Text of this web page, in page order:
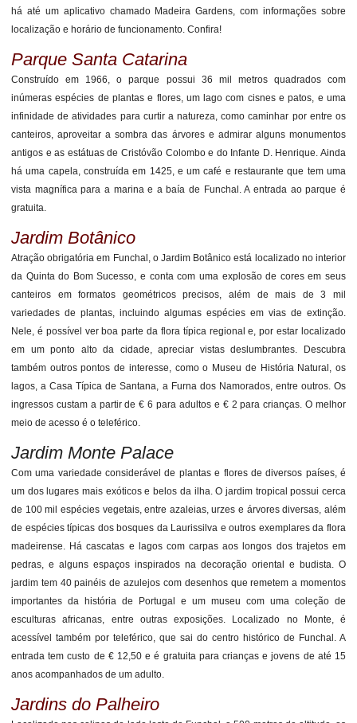
há até um aplicativo chamado Madeira Gardens, com informações sobre
localização e horário de funcionamento. Confira!
Parque Santa Catarina
Construído em 1966, o parque possui 36 mil metros quadrados com
inúmeras espécies de plantas e flores, um lago com cisnes e patos, e uma
infinidade de atividades para curtir a natureza, como caminhar por entre os
canteiros, aproveitar a sombra das árvores e admirar alguns monumentos
antigos e as estátuas de Cristóvão Colombo e do Infante D. Henrique. Ainda
há uma capela, construída em 1425, e um café e restaurante que tem uma
vista magnífica para a marina e a baía de Funchal. A entrada ao parque é
gratuita.
Jardim Botânico
Atração obrigatória em Funchal, o Jardim Botânico está localizado no interior
da Quinta do Bom Sucesso, e conta com uma explosão de cores em seus
canteiros em formatos geométricos precisos, além de mais de 3 mil
variedades de plantas, incluindo algumas espécies em vias de extinção.
Nele, é possível ver boa parte da flora típica regional e, por estar localizado
em um ponto alto da cidade, apreciar vistas deslumbrantes. Descubra
também outros pontos de interesse, como o Museu de História Natural, os
lagos, a Casa Típica de Santana, a Furna dos Namorados, entre outros. Os
ingressos custam a partir de € 6 para adultos e € 2 para crianças. O melhor
meio de acesso é o teleférico.
Jardim Monte Palace
Com uma variedade considerável de plantas e flores de diversos países, é
um dos lugares mais exóticos e belos da ilha. O jardim tropical possui cerca
de 100 mil espécies vegetais, entre azaleias, urzes e árvores diversas, além
de espécies típicas dos bosques da Laurissilva e outros exemplares da flora
madeirense. Há cascatas e lagos com carpas aos longos dos trajetos em
pedras, e alguns espaços inspirados na decoração oriental e budista. O
jardim tem 40 painéis de azulejos com desenhos que remetem a momentos
importantes da história de Portugal e um museu com uma coleção de
esculturas africanas, entre outras exposições. Localizado no Monte, é
acessível também por teleférico, que sai do centro histórico de Funchal. A
entrada tem custo de € 12,50 e é gratuita para crianças e jovens de até 15
anos acompanhados de um adulto.
Jardins do Palheiro